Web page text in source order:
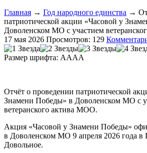
Главная → Год народного единства →
патриотической акции «Часовой у
Доволенском МО с участием
17 мая 2026 Просмотров: 129
Размер шрифта: AAAA
Отчёт о проведении патриотической
Знамени Победы» в Доволенском МО с
ветеранского актива МОО.
Акция «Часовой у Знамени Победы»
в Доволенском МО 9 апреля 2026 года в
Довольное.